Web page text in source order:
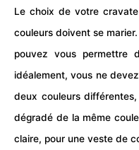
Le choix de votre
couleurs doivent se marier
pouvez vous permettre
idéalement, vous ne
deux couleurs
dégradé de la même
claire, pour une veste de